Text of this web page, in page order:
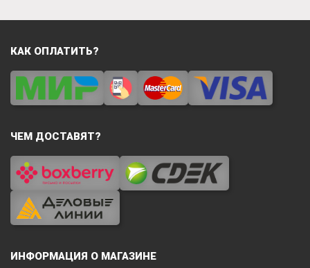
КАК ОПЛАТИТЬ?
ЧЕМ ДОСТАВЯТ?
ИНФОРМАЦИЯ О МАГАЗИНЕ